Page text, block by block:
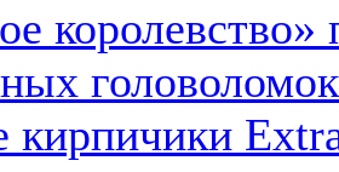
головоломок
кирпичики